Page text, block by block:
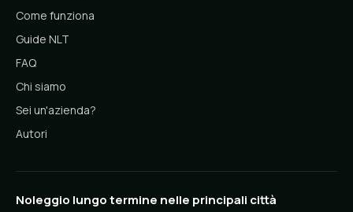
Come funziona
Guide NLT
FAQ
Chi siamo
Sei un'azienda?
Autori
Noleggio lungo termine nelle principali città